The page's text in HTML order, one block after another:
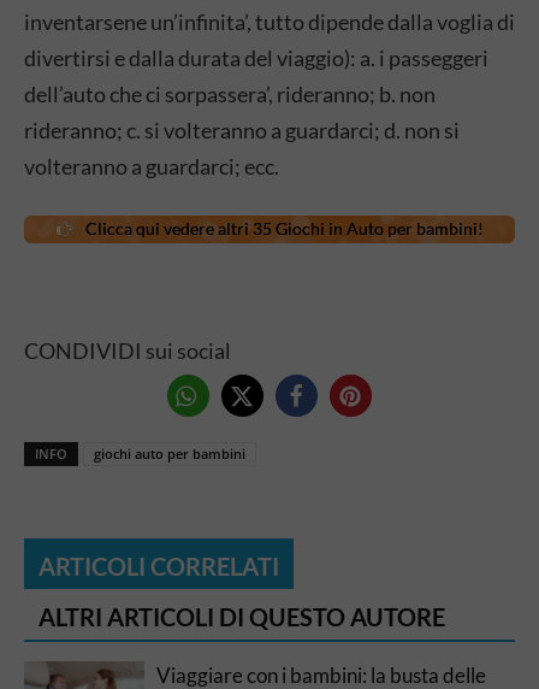
inventarsene un’infinita’, tutto dipende dalla voglia di
divertirsi e dalla durata del viaggio): a. i passeggeri
dell’auto che ci sorpassera’, rideranno; b. non
rideranno; c. si volteranno a guardarci; d. non si
volteranno a guardarci; ecc.
Clicca qui vedere altri 35 Giochi in Auto per bambini!
CONDIVIDI sui social
INFO giochi auto per bambini
ARTICOLI CORRELATI
ALTRI ARTICOLI DI QUESTO AUTORE
Viaggiare con i bambini: la busta delle